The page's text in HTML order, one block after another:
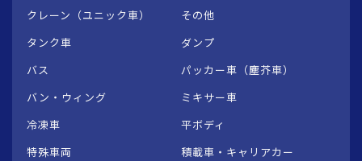
クレーン（ユニック車）
その他
タンク車
ダンプ
バス
パッカー車（塵芥車）
バン・ウィング
ミキサー車
冷凍車
平ボディ
特殊車両
積載車・キャリアカー